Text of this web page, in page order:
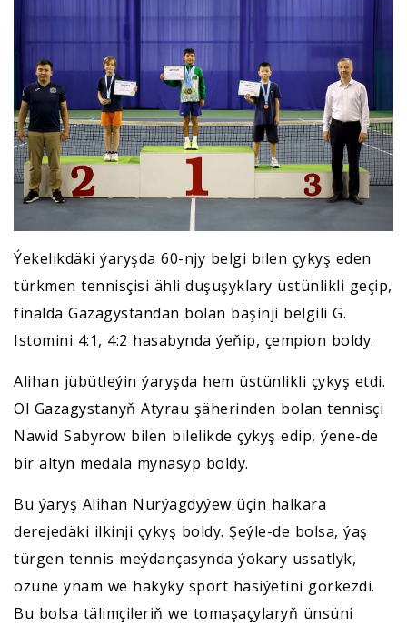
Ýekelikdäki ýaryşda 60-njy belgi bilen çykyş eden
türkmen tennisçisi ähli duşuşyklary üstünlikli geçip,
finalda Gazagystandan bolan bäşinji belgili G.
Istomini 4:1, 4:2 hasabynda ýeňip, çempion boldy.
Alihan jübütleýin ýaryşda hem üstünlikli çykyş etdi.
Ol Gazagystanyň Atyrau şäherinden bolan tennisçi
Nawid Sabyrow bilen bilelikde çykyş edip, ýene-de
bir altyn medala mynasyp boldy.
Bu ýaryş Alihan Nurýagdyýew üçin halkara
derejedäki ilkinji çykyş boldy. Şeýle-de bolsa, ýaş
türgen tennis meýdançasynda ýokary ussatlyk,
özüne ynam we hakyky sport häsiýetini görkezdi.
Bu bolsa tälimçileriň we tomaşaçylaryň ünsüni